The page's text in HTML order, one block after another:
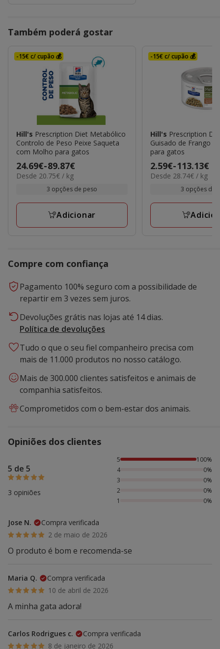
Também poderá gostar
-15€ c/ cupão 💰
Hill's Prescription Diet Metabólico
Controlo de Peso Peixe Saqueta
com Molho para gatos
Preço
de
a
24.69€-89.87€
20.75€
Desde 20.75€ / kg
3 opções de peso
Adicionar
-15€ c/ cupão 💰
Hill's Prescription
Guisado de Frango e
para gatos
Preço
de
a
2.59€-113.13€
28.74€
Desde 28.74€ / kg
3 opções de
Compre com confiança
Pagamento 100% seguro com a possibilidade de
repartir em 3 vezes sem juros.
Devoluções grátis nas lojas até 14 dias.
Política de devoluções
Tudo o que o seu fiel companheiro precisa com
mais de 11.000 produtos no nosso catálogo.
Mais de 300.000 clientes satisfeitos e animais de
companhia satisfeitos.
Comprometidos com o bem-estar dos animais.
Opiniões dos clientes
5 de 5
3 opiniões
100% das pessoas avaliaram com 5 estrelas,
5
100%
4
0%
3
0%
2
0%
1
0%
Jose N.
Compra verificada
2 de maio de 2026
O produto é bom e recomenda-se
Maria Q.
Compra verificada
10 de abril de 2026
A minha gata adora!
Carlos Rodrigues c.
Compra verificada
8 de janeiro de 2026